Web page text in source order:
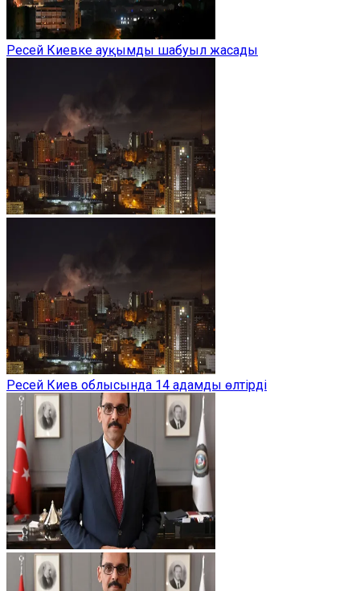
Ресей Киевке ауқымды шабуыл жасады
Ресей Киев облысында 14 адамды өлтірді